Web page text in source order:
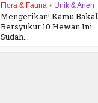
Flora & Fauna • Unik & Aneh
Mengerikan! Kamu Bakal
Bersyukur 10 Hewan Ini
Sudah...